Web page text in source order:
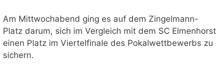
Am Mittwochabend ging es auf dem Zingelmann-
Platz darum, sich im Vergleich mit dem SC Elmenhorst
einen Platz im Viertelfinale des Pokalwettbewerbs zu
sichern.